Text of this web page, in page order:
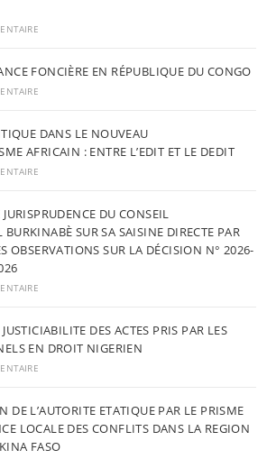
FONCIÈRE EN RÉPUBLIQUE DU CONGO
DANS LE NOUVEAU
AFRICAIN : ENTRE L’EDIT ET LE DEDIT
DU CONSEIL
SUR SA SAISINE DIRECTE PAR
OBSERVATIONS SUR LA DÉCISION N° 2026-
DES ACTES PRIS PAR LES
EN DROIT NIGERIEN
DE L’AUTORITE ETATIQUE PAR LE PRISME
LOCALE DES CONFLITS DANS LA REGION
FASO